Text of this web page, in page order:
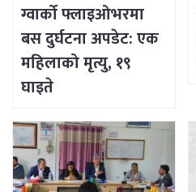
ग्वार्को फ्लाइओभरमा
बस दुर्घटना अपडेट: एक
महिलाको मृत्यु, १९
घाइते